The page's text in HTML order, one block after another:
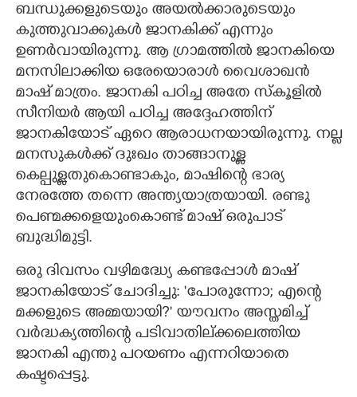
ബന്ധുക്കളുടെയും അയൽക്കാരുടെയും
കുത്തുവാക്കുകൾ ജാനകിക്ക് എന്നും
ഉണർവായിരുന്നു. ആ ഗ്രാമത്തിൽ ജാനകിയെ
മനസിലാക്കിയ ഒരേയൊരാൾ വൈശാഖൻ
മാഷ് മാത്രം. ജാനകി പഠിച്ച അതേ സ്കൂളിൽ
സീനിയർ ആയി പഠിച്ച അദ്ദേഹത്തിന്
ജാനകിയോട് ഏറെ ആരാധനയായിരുന്നു. നല്ല
മനസുകൾക്ക് ദുഃഖം താങ്ങാനുള്ള
കെല്പുള്ളതുകൊണ്ടാകും,​ മാഷിന്റെ ഭാര്യ
നേരത്തേ തന്നെ അന്ത്യയാത്രയായി. രണ്ടു
പെണ്മക്കളെയുംകൊണ്ട് മാഷ് ഒരുപാട്
ബുദ്ധിമുട്ടി.
ഒരു ദിവസം വഴിമദ്ധ്യേ കണ്ടപ്പോൾ മാഷ്
ജാനകിയോട് ചോദിച്ചു: 'പോരുന്നോ; എന്റെ
മക്കളുടെ അമ്മയായി?" യൗവനം അസ്തമിച്ച്
വർദ്ധക്യത്തിന്റെ പടിവാതില്ക്കലെത്തിയ
ജാനകി എന്തു പറയണം എന്നറിയാതെ
കഷ്ടപ്പെട്ടു.